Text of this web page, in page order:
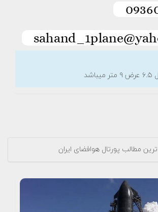
ترین مطالب پورتال هوافضای ایران